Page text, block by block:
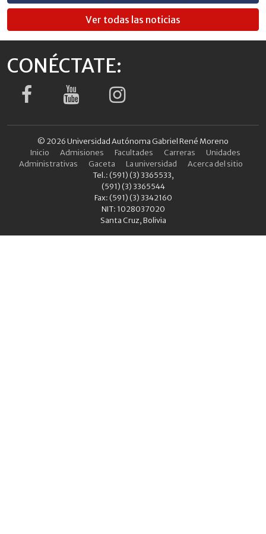
Ver todas las noticias
CONÉCTATE:
© 2026 Universidad Autónoma Gabriel René Moreno
Inicio
Admisiones Facultades Carreras
Unidades
Administrativas
Gaceta La universidad
Acerca del sitio
Tel.: (591) (3) 3365533,
(591) (3) 3365544
Fax: (591) (3) 3342160
NIT: 1028037020
Santa Cruz, Bolivia